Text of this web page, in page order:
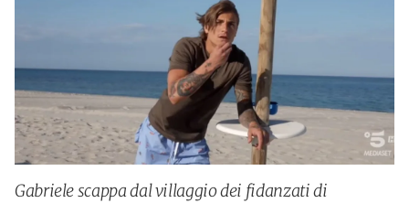
Gabriele scappa dal villaggio dei fidanzati di